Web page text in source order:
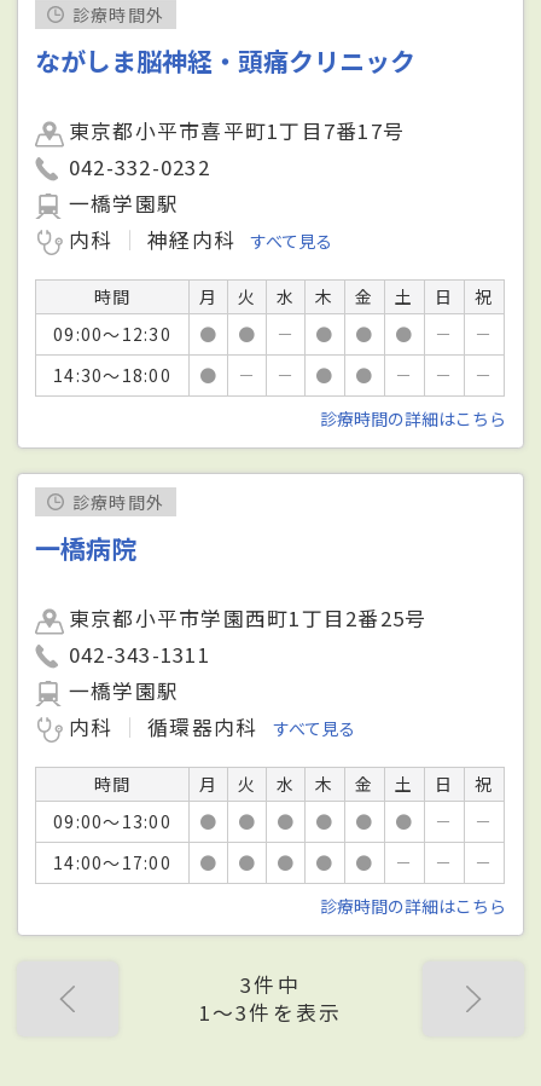
診療時間外
ながしま脳神経・頭痛クリニック
東京都小平市喜平町1丁目7番17号
042-332-0232
一橋学園駅
内科
神経内科 すべて見る
時間 月 火 水 木 金 土 日
祝
09:00～12:30
● ● － ● ● ● －
－
14:30～18:00
● － － ● ● － －
－
診療時間の詳細はこちら
診療時間外
一橋病院
東京都小平市学園西町1丁目2番25号
042-343-1311
一橋学園駅
内科
循環器内科 すべて見る
時間 月 火 水 木 金 土 日
祝
09:00～13:00
● ● ● ● ● ● －
－
14:00～17:00
● ● ● ● ● － －
－
診療時間の詳細はこちら
3件中
1〜3件を表示